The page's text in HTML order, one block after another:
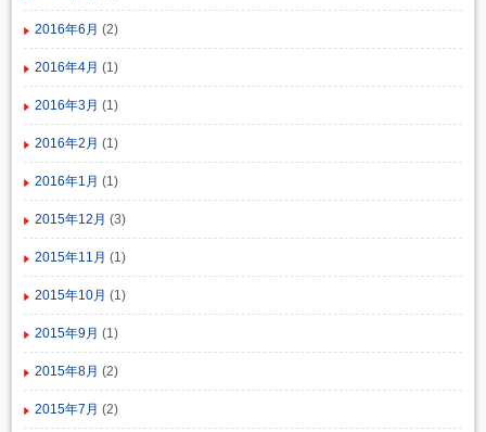
2016年6月 (2)
2016年4月 (1)
2016年3月 (1)
2016年2月 (1)
2016年1月 (1)
2015年12月 (3)
2015年11月 (1)
2015年10月 (1)
2015年9月 (1)
2015年8月 (2)
2015年7月 (2)